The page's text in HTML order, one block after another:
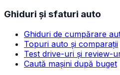
Ghiduri și sfaturi auto
Ghiduri de cumpărare
Topuri auto și comparații
Test drive-uri și review-
Caută mașini după buget